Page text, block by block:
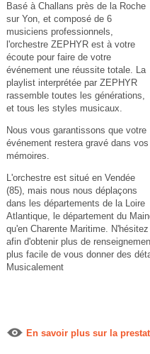
Basé à Challans près de la Roche
sur Yon, et composé de 6
musiciens professionnels,
l'orchestre ZEPHYR est à votre
écoute pour faire de votre
événement une réussite totale. La
playlist interprétée par ZEPHYR
rassemble toutes les générations,
et tous les styles musicaux.
Nous vous garantissons que votre
événement restera gravé dans vos
mémoires.
L'orchestre est situé en Vendée
(85), mais nous nous déplaçons
dans les départements de la Loire
Atlantique, le département du
qu'en Charente Maritime.
afin d'obtenir plus de
plus facile de vous donner des
Musicalement
En savoir plus sur la